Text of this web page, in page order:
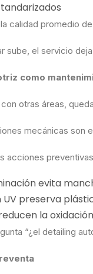
calidad promedio
sube, el servicio
como
otras áreas,
mecánicas son
acciones
evita
preserva
la
“¿el detailing